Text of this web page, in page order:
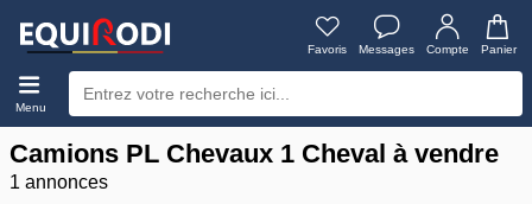
Favoris Messages Compte Panier
Menu
Camions PL Chevaux 1 Cheval à vendre
1 annonces